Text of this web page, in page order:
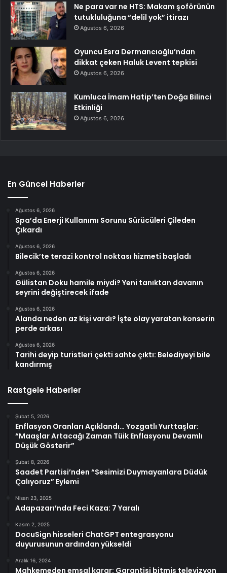
Ne para var ne HTS: Makam şoförünün
tutukluluğuna “delil yok” itirazı
Ağustos 6, 2026
Oyuncu Esra Dermancıoğlu’ndan
dikkat çeken Haluk Levent tepkisi
Ağustos 6, 2026
Kumluca İmam Hatip’ten Doğa Bilinci
Etkinliği
Ağustos 6, 2026
En Güncel Haberler
Ağustos 6, 2026
Spa’da Enerji Kullanımı Sorunu Sürücüleri Çileden
Çıkardı
Ağustos 6, 2026
Bilecik’te terazi kontrol noktası hizmeti başladı
Ağustos 6, 2026
Gülistan Doku hamile miydi? Yeni tanıktan davanın
seyrini değiştirecek ifade
Ağustos 6, 2026
Alanda neden az kişi vardı? İşte olay yaratan konserin
perde arkası
Ağustos 6, 2026
Tarihi deyip turistleri çekti sahte çıktı: Belediyeyi bile
kandırmış
Rastgele Haberler
Şubat 5, 2026
Enflasyon Oranları Açıklandı… Yozgatlı Yurttaşlar:
“Maaşlar Artacağı Zaman Tüik Enflasyonu Devamlı
Düşük Gösterir”
Şubat 8, 2026
Saadet Partisi’nden “Sesimizi Duymayanlara Düdük
Çalıyoruz” Eylemi
Nisan 23, 2025
Adapazarı’nda Feci Kaza: 7 Yaralı
Kasım 2, 2025
DocuSign hisseleri ChatGPT entegrasyonu
duyurusunun ardından yükseldi
Aralık 16, 2024
Mahkemeden emsal karar: Garantisi bitmiş televizyon